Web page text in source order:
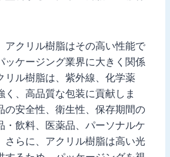
アクリル樹脂はその高い性能で
ッケージング業界に大きく関係
リル樹脂は、紫外線、化学薬
く、高品質な包装に貢献しま
の安全性、衛生性、保存期間の
・飲料、医薬品、パーソナルケ
さらに、アクリル樹脂は高い光